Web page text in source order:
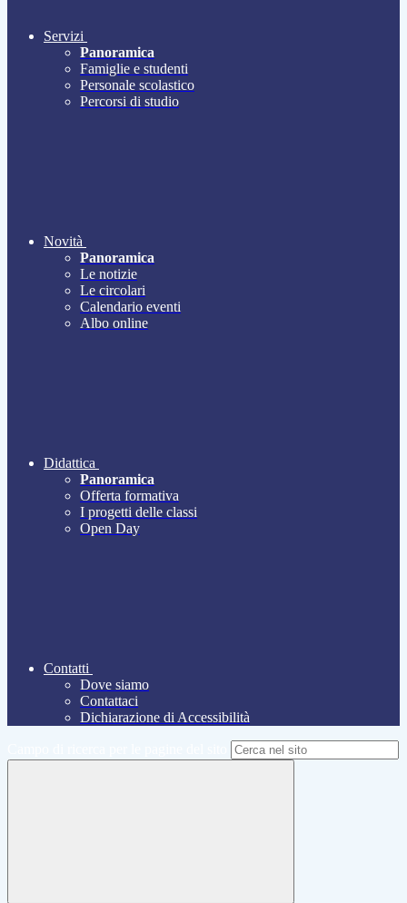
Servizi
Panoramica
Famiglie e studenti
Personale scolastico
Percorsi di studio
Novità
Panoramica
Le notizie
Le circolari
Calendario eventi
Albo online
Didattica
Panoramica
Offerta formativa
I progetti delle classi
Open Day
Contatti
Dove siamo
Contattaci
Dichiarazione di Accessibilità